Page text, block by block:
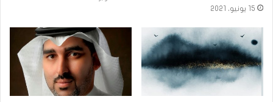
15 يونيو، 2021